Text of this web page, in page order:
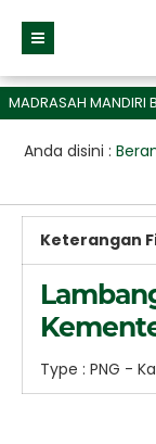
MADRASAH MANDIRI
Anda disini :
Keterangan
Type : PNG -